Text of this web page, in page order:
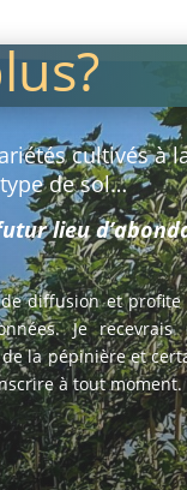
cultivés à
de sol…
lieu
diffusion et profite
Je
la pépinière et
à tout moment.